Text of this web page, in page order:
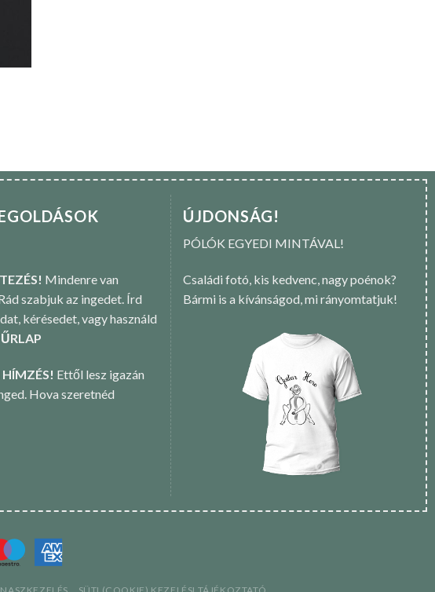
Mindenre van
szabjuk az ingedet. Írd
kérésedet, vagy használd
Ettől lesz igazán
Hova szeretnéd
ÚJDONSÁG!
PÓLÓK EGYEDI MINTÁVAL!
Családi fotó, kis kedvenc, nagy poénok?
Bármi is a kívánságod, mi rányomtatjuk!